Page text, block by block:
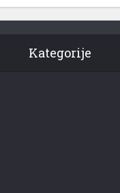
Kategorije